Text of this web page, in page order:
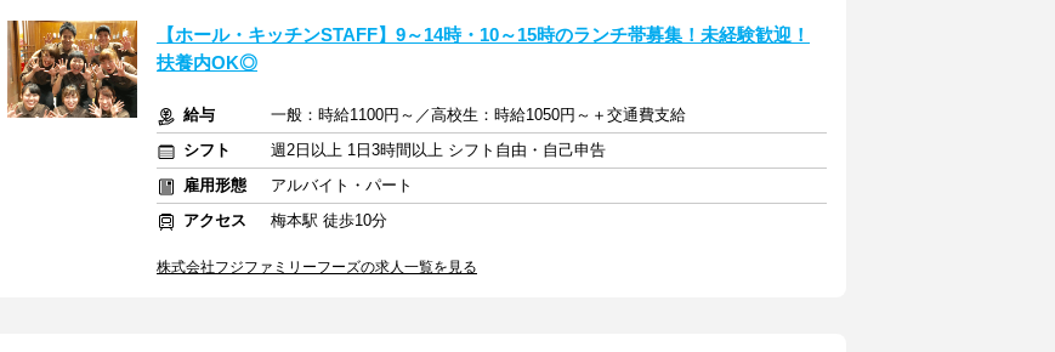
【ホール・キッチンSTAFF】9～14時・10～15時のランチ帯募集！未経験歓迎！
扶養内OK◎
給与
一般：時給1100円～／高校生：時給1050円～＋交通費支給
シフト
週2日以上 1日3時間以上 シフト自由・自己申告
雇用形態
アルバイト・パート
アクセス
梅本駅 徒歩10分
株式会社フジファミリーフーズの求人一覧を見る